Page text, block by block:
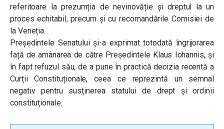
referitoare la prezumția de nevinovăție și dreptul la un
proces echitabil, precum și cu recomandările Comisiei de
la Veneția.
Președintele Senatului și-a exprimat totodată îngrijorarea
față de amânarea de către Președintele Klaus Iohannis, și
în fapt refuzul său, de a pune în practică decizia recentă a
Curții Constituționale, ceea ce reprezintă un semnal
negativ pentru susținerea statului de drept și ordinii
constituționale.